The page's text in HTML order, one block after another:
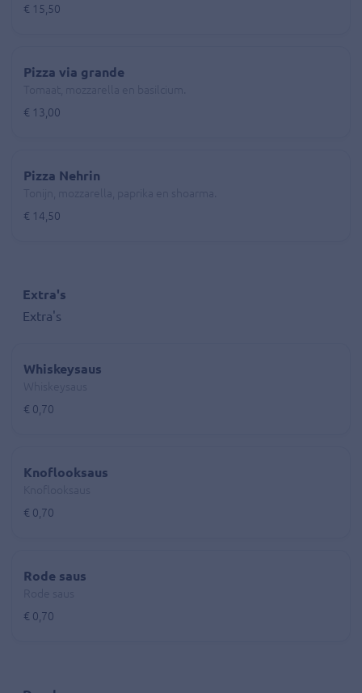
€ 15,50
Pizza via grande
€ 13,00
Pizza Nehrin
€ 14,50
Extra's
Extra's
Whiskeysaus
€ 0,70
Knoflooksaus
€ 0,70
Rode saus
€ 0,70